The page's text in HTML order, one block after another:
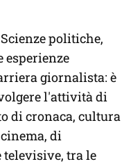
politiche,
esperienze
giornalista: è
l'attività di
di cronaca, cultura
di
tra le